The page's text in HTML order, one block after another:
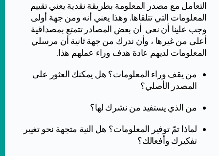
التعامل مع مصدر المعلومة بطريقة نقدية يعني تقييم
المعلومات التي تتلقاها. وهذا يعني أنه ومن جهة أولى
وجب علينا أن نعي أن بعض المصادر تتمتع بمصداقية
أعلى من غيرها ، وأن ندرك من جهة ثانية أن مرسلي
المعلومات لديهم عادة هدف وراء عملهم هذا.
من يقف وراء المعلومات؟ هل يمكنك العثور على
المصدر الأصلي؟
من الذي يستفيد من نشرك لها؟
لماذا تمّ توفير المعلومات؟ هل النية متجهة نحو تغيير
تفكيرك وأفعالك؟